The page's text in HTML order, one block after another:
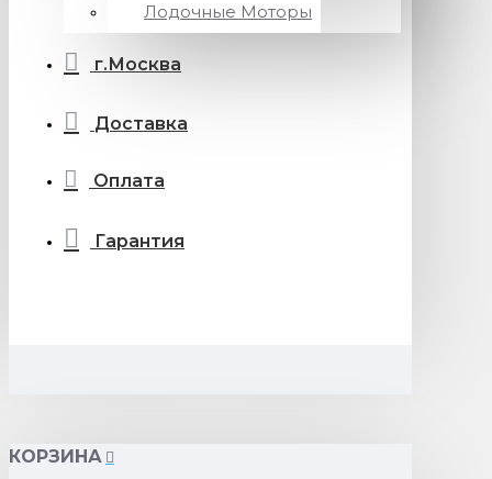
Лодочные Моторы
г.Москва
Доставка
Оплата
Гарантия
КОРЗИНА